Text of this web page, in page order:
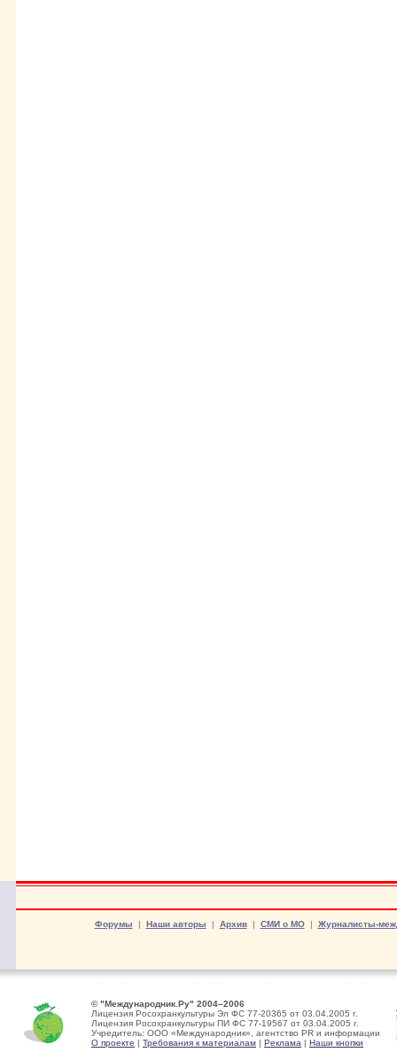
Форумы | Наши авторы | Архив| СМИ о МО| Журналисты-
© "Международник.Ру" 2004–2006
Лицензия Росохранкультуры Эл ФС 77-20365 от 03.04.2005 г.
Лицензия Росохранкультуры ПИ ФС 77-19567 от 03.04.2005 г.
Учредитель: ООО «Международник», агентство PR и информации
О проекте | Требования к материалам | Реклама | Наши кнопки